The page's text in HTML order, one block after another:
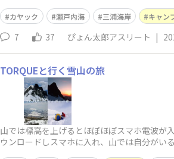
カヤック 瀨戸内海 三浦海岸 キャン
7 37 ぴょん太郎アスリート |
TORQUEと行く雪山の旅
山では標高を上げるとほぼほぼスマホ電波が
ウンロードしスマホに入れ、山では自分がい